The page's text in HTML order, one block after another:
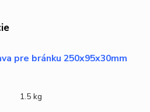
pre bránku 250x95x30mm
1.5 kg